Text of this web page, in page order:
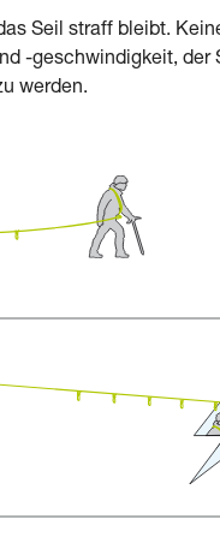
Seil straff bleibt.
-geschwindigkeit, der
werden.